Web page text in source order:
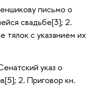
письмо о
свадьбе[3]; 2.
тялок с указанием их
указ о
2. Приговор кн.